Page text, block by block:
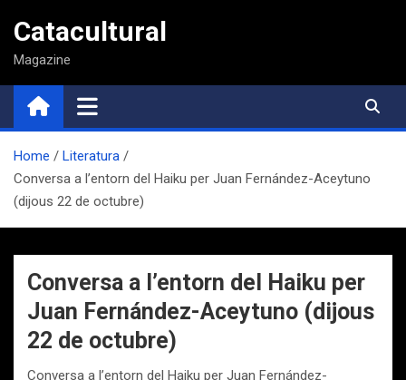
contenido
Catacultural
Magazine
Home
Literatura
Conversa a l’entorn del Haiku per Juan Fernández-Aceytuno
(dijous 22 de octubre)
Conversa a l’entorn del Haiku per
Juan Fernández-Aceytuno (dijous
22 de octubre)
Conversa a l’entorn del Haiku per Juan Fernández-